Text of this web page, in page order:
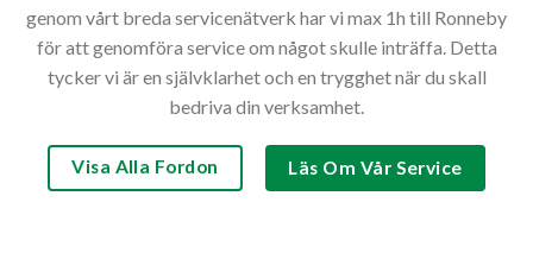
genom vårt breda servicenätverk har vi max 1h till Ronneby
för att genomföra service om något skulle inträffa. Detta
tycker vi är en självklarhet och en trygghet när du skall
bedriva din verksamhet.
Visa Alla Fordon Läs Om Vår Service